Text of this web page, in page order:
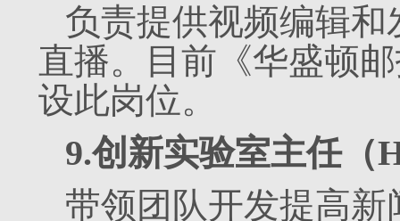
负责提供视频编辑
直播。目前《华盛顿邮
设此岗位。
9.创新实验室主任（
带领团队开发提高